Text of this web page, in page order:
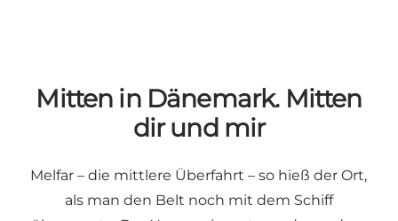
Mitten in Dänemark. Mitten
dir und mir
Melfar – die mittlere Überfahrt – so hieß der Ort,
als man den Belt noch mit dem Schiff